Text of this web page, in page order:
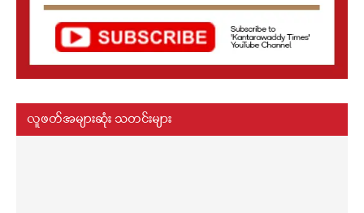
လူဖတ်အများဆုံး သတင်းများ